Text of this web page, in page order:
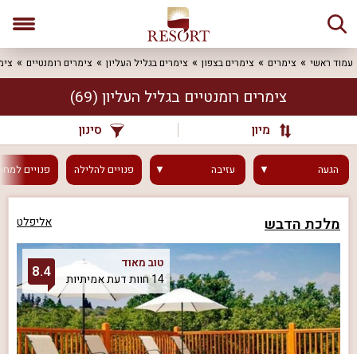
עמוד ראשי צימרים צימרים בצפון צימרים בגליל העליון צימרים רומנטיים
צימרים רומנטיים בגליל העליון (69)
מיון סינון
הגעה עזיבה פנוייםלהלילה פנויים
מלכת הדבש אליפלט
טוב מאוד
14 חוות דעת אמיתיות
8.4